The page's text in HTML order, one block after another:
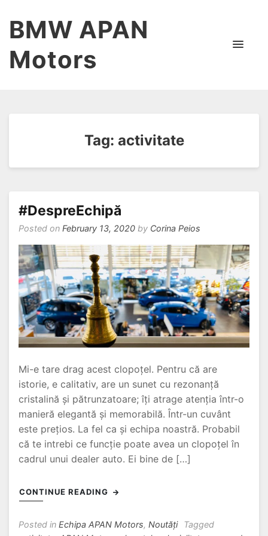
BMW APAN
Motors
Tag: activitate
#DespreEchipă
Posted on February 13, 2020 by Corina Peios
Mi-e tare drag acest clopoțel. Pentru că are
istorie, e calitativ, are un sunet cu rezonanță
cristalină și pătrunzatoare; îți atrage atenția într-o
manieră elegantă și memorabilă. Într-un cuvânt
este prețios. La fel ca și echipa noastră. Probabil
că te intrebi ce funcție poate avea un clopoțel în
cadrul unui dealer auto. Ei bine de […]
CONTINUE READING
Posted in Echipa APAN Motors, Noutăți
Tagged